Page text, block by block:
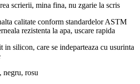
scrierii, mina fina, nu zgarie la scris
calitate conform standardelor ASTM
rezistenta la apa, uscare rapida
in silicon, care se indeparteaza cu usurinta
negru, rosu